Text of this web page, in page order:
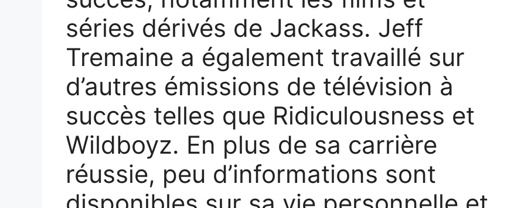
séries dérivés de Jackass. Jeff
Tremaine a également travaillé sur
d’autres émissions de télévision à
succès telles que Ridiculousness et
Wildboyz. En plus de sa carrière
réussie, peu d’informations sont